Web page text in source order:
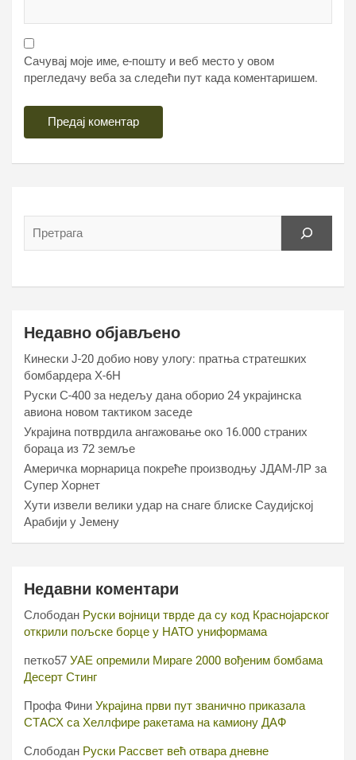
Сачувај моје име, е-пошту и веб место у овом
прегледачу веба за следећи пут када коментаришем.
Недавно објављено
Кинески Ј-20 добио нову улогу: пратња стратешких
бомбардера Х-6Н
Руски С-400 за недељу дана оборио 24 украјинска
авиона новом тактиком заседе
Украјина потврдила ангажовање око 16.000 страних
бораца из 72 земље
Америчка морнарица покреће производњу ЈДАМ-ЛР за
Супер Хорнет
Хути извели велики удар на снаге блиске Саудијској
Арабији у Јемену
Недавни коментари
Слободан Руски војници тврде да су код Краснојарског
открили пољске борце у НАТО униформама
петко57 УАЕ опремили Мираге 2000 вођеним бомбама
Десерт Стинг
Профа Фини Украјина први пут званично приказала
СТАСХ са Хеллфире ракетама на камиону ДАФ
Слободан Руски Рассвет већ отвара дневне